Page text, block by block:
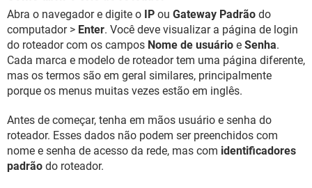
Abra o navegador e digite o IP ou Gateway Padrão do
computador > Enter. Você deve visualizar a página de login
do roteador com os campos Nome de usuário e Senha.
Cada marca e modelo de roteador tem uma página diferente,
mas os termos são em geral similares, principalmente
porque os menus muitas vezes estão em inglês.
Antes de começar, tenha em mãos usuário e senha do
roteador. Esses dados não podem ser preenchidos com
nome e senha de acesso da rede, mas com identificadores
padrão do roteador.